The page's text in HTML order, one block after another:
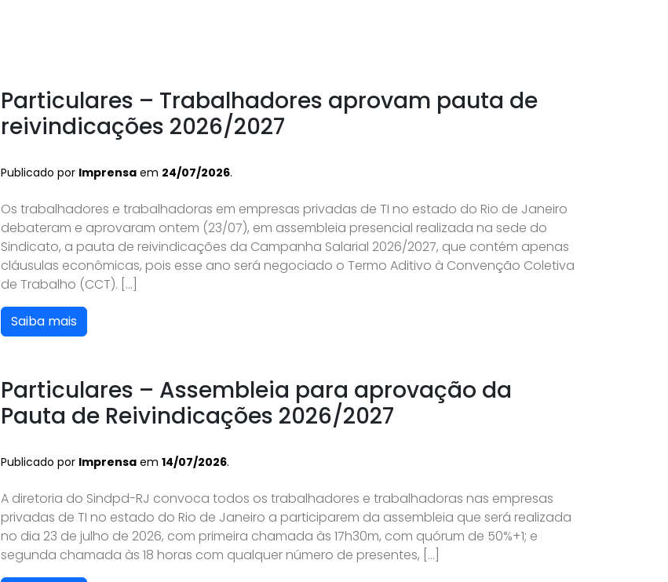
Particulares – Trabalhadores aprovam pauta de
reivindicações 2026/2027
Publicado por Imprensa em 24/07/2026.
Os trabalhadores e trabalhadoras em empresas privadas de TI no estado do Rio de Janeiro
debateram e aprovaram ontem (23/07), em assembleia presencial realizada na sede do
Sindicato, a pauta de reivindicações da Campanha Salarial 2026/2027, que contém apenas
cláusulas econômicas, pois esse ano será negociado o Termo Aditivo à Convenção Coletiva
de Trabalho (CCT). […]
Saiba mais
Particulares – Assembleia para aprovação da
Pauta de Reivindicações 2026/2027
Publicado por Imprensa em 14/07/2026.
A diretoria do Sindpd-RJ convoca todos os trabalhadores e trabalhadoras nas empresas
privadas de TI no estado do Rio de Janeiro a participarem da assembleia que será realizada
no dia 23 de julho de 2026, com primeira chamada às 17h30m, com quórum de 50%+1; e
segunda chamada às 18 horas com qualquer número de presentes, […]